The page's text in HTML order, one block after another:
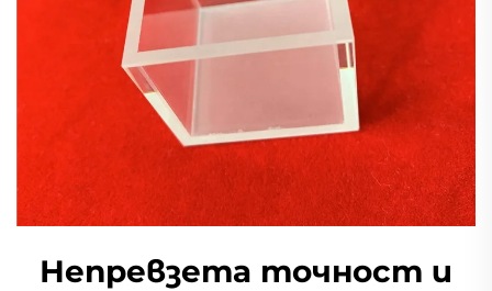
Непревзета точност и